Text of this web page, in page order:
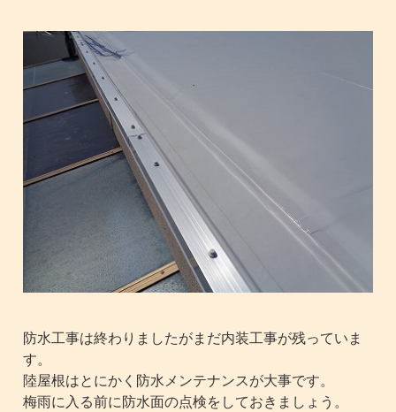
防水工事は終わりましたがまだ内装工事が残っていま
す。
陸屋根はとにかく防水メンテナンスが大事です。
梅雨に入る前に防水面の点検をしておきましょう。